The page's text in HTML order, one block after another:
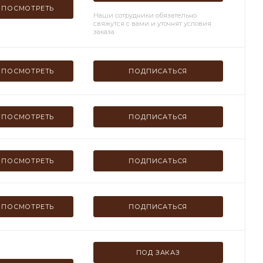
ПОСМОТРЕТЬ
Наши сотрудники обязательно
свяжутся с вами и уточнят условия
заказа
ПОСМОТРЕТЬ ПОДПИСАТЬСЯ
ПОСМОТРЕТЬ ПОДПИСАТЬСЯ
ПОСМОТРЕТЬ ПОДПИСАТЬСЯ
ПОСМОТРЕТЬ ПОДПИСАТЬСЯ
ПОД ЗАКАЗ